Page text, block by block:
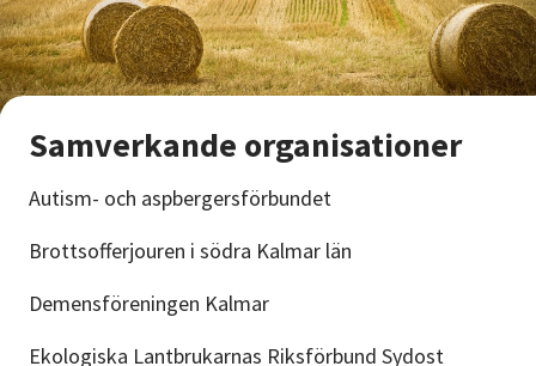
Samverkande organisationer
Autism- och aspbergersförbundet
Brottsofferjouren i södra Kalmar län
Demensföreningen Kalmar
Ekologiska Lantbrukarnas Riksförbund Sydost